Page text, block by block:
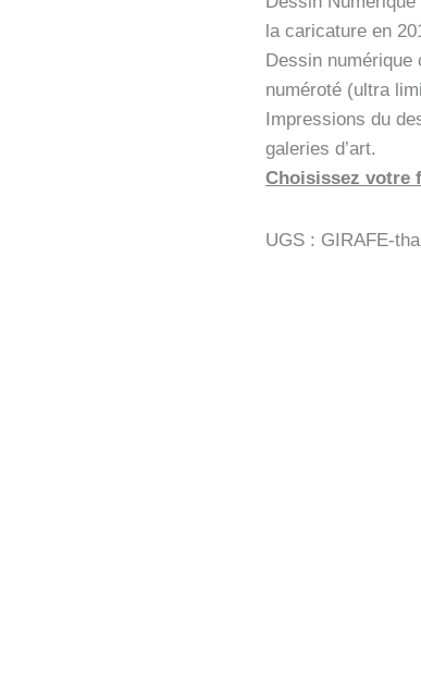
la caricature en
Dessin
numéroté (ultra
Impressions du
galeries d’art.
Choisissez votre
UGS : GIRAFE-